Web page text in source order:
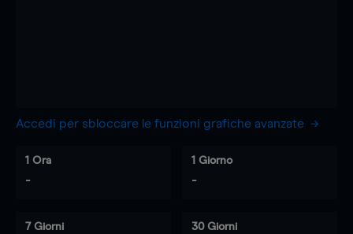
Accedi per sbloccare le funzioni grafiche avanzate
1 Ora
-
1 Giorno
-
7 Giorni 30 Giorni